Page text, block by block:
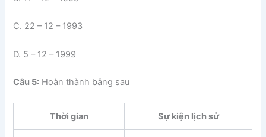
C. 22 – 12 – 1993
D. 5 – 12 – 1999
Câu 5: Hoàn thành bảng sau
Thời gian Sự kiện lịch sử